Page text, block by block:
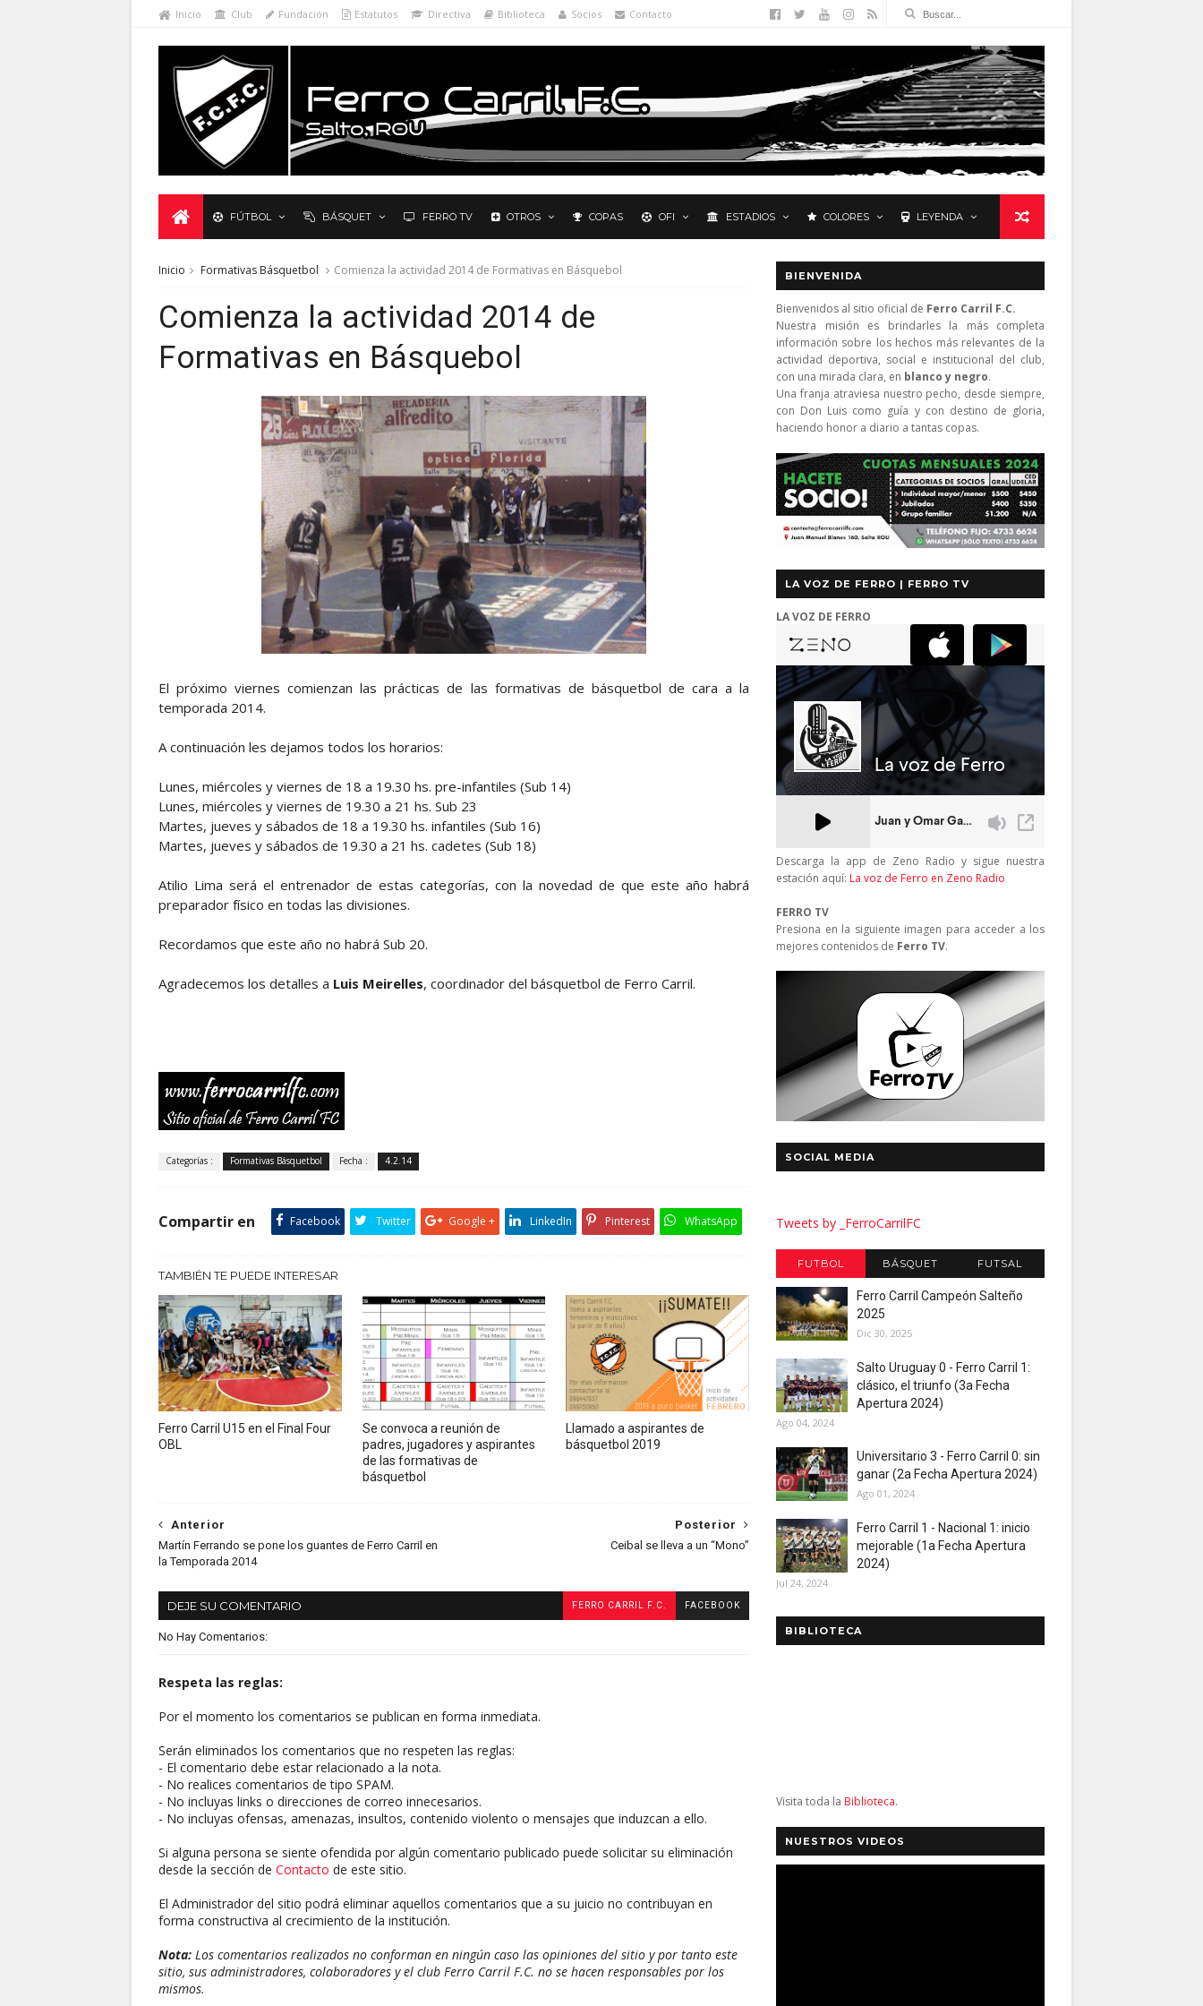
Inicio Club Fundación Estatutos Directiva Biblioteca Socios Contacto
FÚTBOL BÁSQUET FERRO TV OTROS COPAS OFI ESTADIOS COLORES LEYENDA
Inicio Formativas Básquetbol Comienza la actividad 2014 de Formativas en Básquebol
Comienza la actividad 2014 de
Formativas en Básquebol
El próximo viernes comienzan las prácticas de las formativas de básquetbol de cara a la
temporada 2014.
A continuación les dejamos todos los horarios:
Lunes, miércoles y viernes de 18 a 19.30 hs. pre-infantiles (Sub 14)
Lunes, miércoles y viernes de 19.30 a 21 hs. Sub 23
Martes, jueves y sábados de 18 a 19.30 hs. infantiles (Sub 16)
Martes, jueves y sábados de 19.30 a 21 hs. cadetes (Sub 18)
Atilio Lima será el entrenador de estas categorías, con la novedad de que este año habrá
preparador físico en todas las divisiones.
Recordamos que este año no habrá Sub 20.
Agradecemos los detalles a Luis Meirelles, coordinador del básquetbol de Ferro Carril.
Categorías : Formativas Básquetbol Fecha : 4.2.14
Compartir en Facebook Twitter Google + LinkedIn Pinterest WhatsApp
TAMBIÉN TE PUEDE INTERESAR
Ferro Carril U15 en el Final Four
OBL
Se convoca a reunión de
padres, jugadores y aspirantes
de las formativas de
básquetbol
Llamado a aspirantes de
básquetbol 2019
Posterior
Ceibal se lleva a un “Mono”
Anterior
Martín Ferrando se pone los guantes de Ferro Carril en
la Temporada 2014
DEJE SU COMENTARIO FERRO CARRIL F.C. FACEBOOK
No Hay Comentarios:
Respeta las reglas:
Por el momento los comentarios se publican en forma inmediata.
Serán eliminados los comentarios que no respeten las reglas:
- El comentario debe estar relacionado a la nota.
- No realices comentarios de tipo SPAM.
- No incluyas links o direcciones de correo innecesarios.
- No incluyas ofensas, amenazas, insultos, contenido violento o mensajes que induzcan a ello.
Si alguna persona se siente ofendida por algún comentario publicado puede solicitar su eliminación
desde la sección de Contacto de este sitio.
El Administrador del sitio podrá eliminar aquellos comentarios que a su juicio no contribuyan en
forma constructiva al crecimiento de la institución.
Nota: Los comentarios realizados no conforman en ningún caso las opiniones del sitio y por tanto este
sitio, sus administradores, colaboradores y el club Ferro Carril F.C. no se hacen responsables por los
mismos.
BIENVENIDA
Bienvenidos al sitio oficial de Ferro Carril F.C.
Nuestra misión es brindarles la más completa
información sobre los hechos más relevantes de la
actividad deportiva, social e institucional del club,
con una mirada clara, en blanco y negro.
Una franja atraviesa nuestro pecho, desde siempre,
con Don Luis como guía y con destino de gloria,
haciendo honor a diario a tantas copas.
LA VOZ DE FERRO | FERRO TV
LA VOZ DE FERRO
Descarga la app de Zeno Radio y sigue nuestra
estación aquí: La voz de Ferro en Zeno Radio
FERRO TV
Presiona en la siguiente imagen para acceder a los
mejores contenidos de Ferro TV.
SOCIAL MEDIA
Tweets by _FerroCarrilFC
FUTBOL BÁSQUET FUTSAL
Ferro Carril Campeón Salteño
2025
Dic 30, 2025
Salto Uruguay 0 - Ferro Carril 1:
clásico, el triunfo (3a Fecha
Apertura 2024)
Ago 04, 2024
Universitario 3 - Ferro Carril 0: sin
ganar (2a Fecha Apertura 2024)
Ago 01, 2024
Ferro Carril 1 - Nacional 1: inicio
mejorable (1a Fecha Apertura
2024)
Jul 24, 2024
BIBLIOTECA
Visita toda la Biblioteca.
NUESTROS VIDEOS